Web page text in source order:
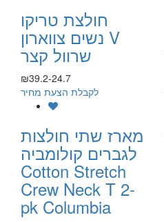
חולצת טריקו
נשים צווארון V
שרוול קצר
₪39.2-24.7
לקבלת הצעת מחיר
מארז שתי חולצות
לגברים קולומביה
Cotton Stretch
Crew Neck T 2-
pk Columbia